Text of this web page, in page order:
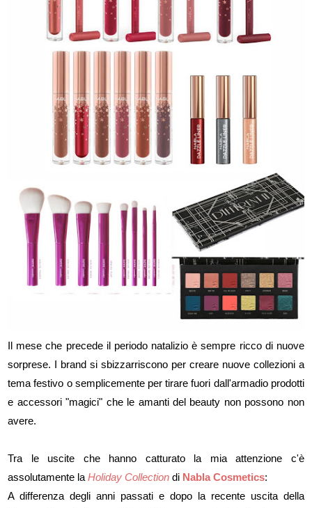
Il mese che precede il periodo natalizio è sempre ricco di nuove
sorprese. I brand si sbizzarriscono per creare nuove collezioni a
tema festivo o semplicemente per tirare fuori dall'armadio prodotti
e accessori "magici" che le amanti del beauty non possono non
avere.
Tra le uscite che hanno catturato la mia attenzione c'è
assolutamente laHoliday Collection di Nabla Cosmetics:
A differenza degli anni passati e dopo la recente uscita della